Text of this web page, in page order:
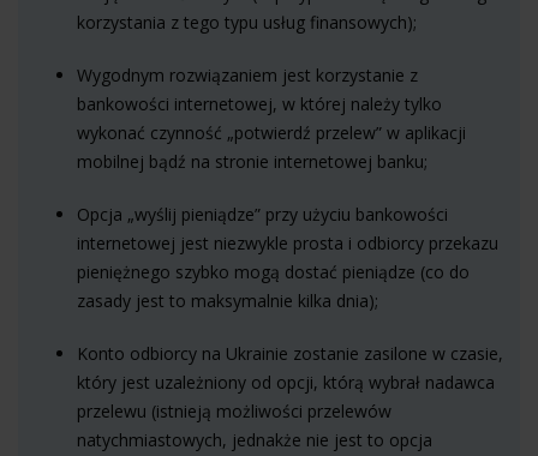
korzystania z tego typu usług finansowych);
Wygodnym rozwiązaniem jest korzystanie z
bankowości internetowej, w której należy tylko
wykonać czynność „potwierdź przelew” w aplikacji
mobilnej bądź na stronie internetowej banku;
Opcja „wyślij pieniądze” przy użyciu bankowości
internetowej jest niezwykle prosta i odbiorcy przekazu
pieniężnego szybko mogą dostać pieniądze (co do
zasady jest to maksymalnie kilka dnia);
Konto odbiorcy na Ukrainie zostanie zasilone w czasie,
który jest uzależniony od opcji, którą wybrał nadawca
przelewu (istnieją możliwości przelewów
natychmiastowych, jednakże nie jest to opcja